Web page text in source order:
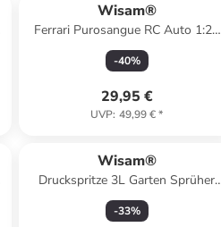
Wisam®
Ferrari Purosangue RC Auto 1:24
Rastar
-40%
29,95 €
UVP: 49,99 €*
Wisam®
Druckspritze 3L Garten Sprüher
Bewässerung
-33%